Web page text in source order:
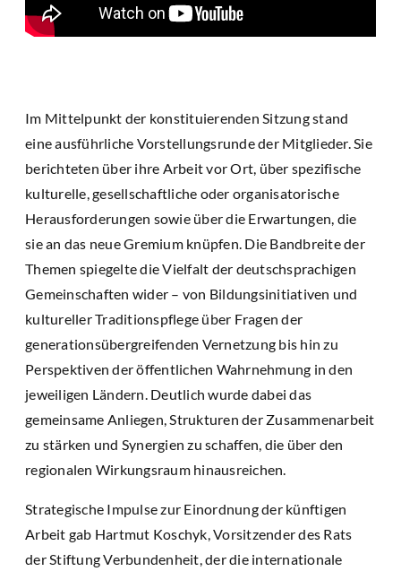
Im Mittelpunkt der konstituierenden Sitzung stand
eine ausführliche Vorstellungsrunde der Mitglieder. Sie
berichteten über ihre Arbeit vor Ort, über spezifische
kulturelle, gesellschaftliche oder organisatorische
Herausforderungen sowie über die Erwartungen, die
sie an das neue Gremium knüpfen. Die Bandbreite der
Themen spiegelte die Vielfalt der deutschsprachigen
Gemeinschaften wider – von Bildungsinitiativen und
kultureller Traditionspflege über Fragen der
generationsübergreifenden Vernetzung bis hin zu
Perspektiven der öffentlichen Wahrnehmung in den
jeweiligen Ländern. Deutlich wurde dabei das
gemeinsame Anliegen, Strukturen der Zusammenarbeit
zu stärken und Synergien zu schaffen, die über den
regionalen Wirkungsraum hinausreichen.
Strategische Impulse zur Einordnung der künftigen
Arbeit gab Hartmut Koschyk, Vorsitzender des Rats
der Stiftung Verbundenheit, der die internationale